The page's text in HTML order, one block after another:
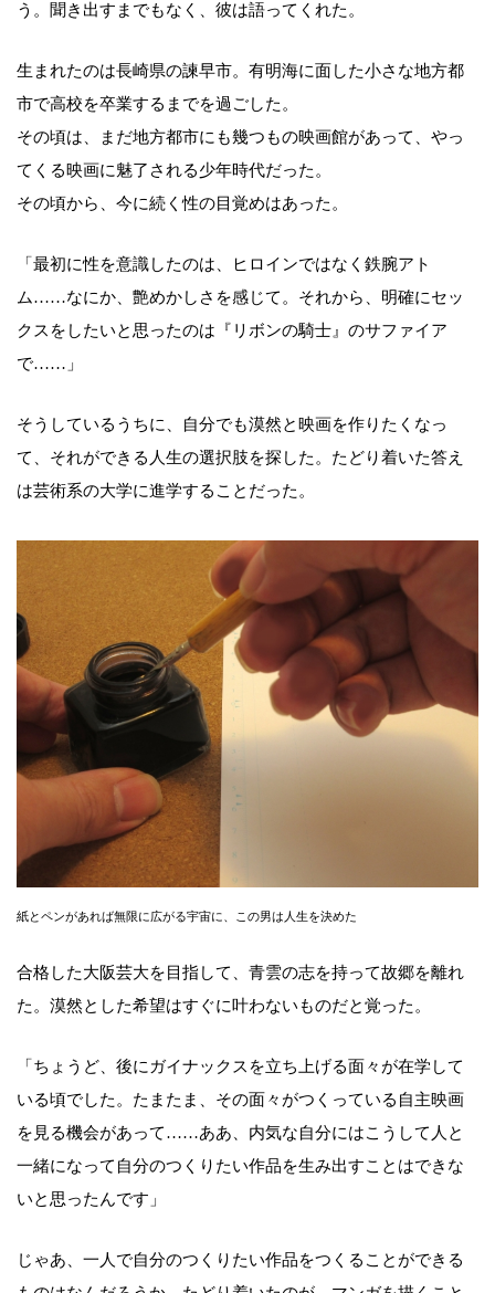
う。聞き出すまでもなく、彼は語ってくれた。
生まれたのは長崎県の諫早市。有明海に面した小さな地方都
市で高校を卒業するまでを過ごした。
その頃は、まだ地方都市にも幾つもの映画館があって、やっ
てくる映画に魅了される少年時代だった。
その頃から、今に続く性の目覚めはあった。
「最初に性を意識したのは、ヒロインではなく鉄腕アト
ム……なにか、艶めかしさを感じて。それから、明確にセッ
クスをしたいと思ったのは『リボンの騎士』のサファイア
で……」
そうしているうちに、自分でも漠然と映画を作りたくなっ
て、それができる人生の選択肢を探した。たどり着いた答え
は芸術系の大学に進学することだった。
紙とペンがあれば無限に広がる宇宙に、この男は人生を決めた
合格した大阪芸大を目指して、青雲の志を持って故郷を離れ
た。漠然とした希望はすぐに叶わないものだと覚った。
「ちょうど、後にガイナックスを立ち上げる面々が在学して
いる頃でした。たまたま、その面々がつくっている自主映画
を見る機会があって……ああ、内気な自分にはこうして人と
一緒になって自分のつくりたい作品を生み出すことはできな
いと思ったんです」
じゃあ、一人で自分のつくりたい作品をつくることができる